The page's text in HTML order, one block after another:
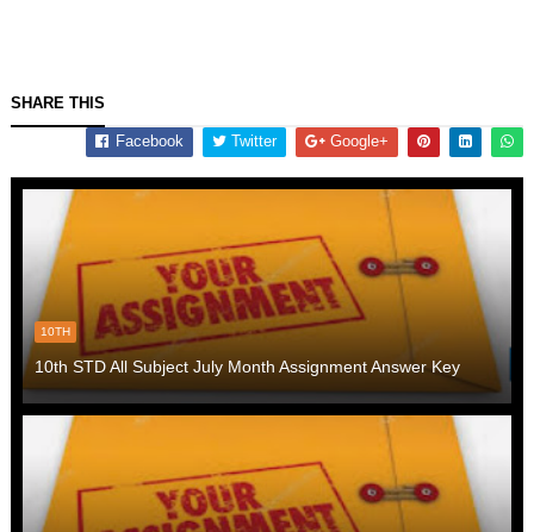
SHARE THIS
Facebook Twitter Google+
10TH
10th STD All Subject July Month Assignment Answer Key